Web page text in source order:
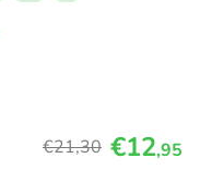
€21,30 €12,95